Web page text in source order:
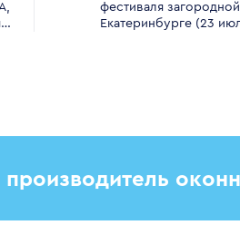
фестиваля
Екатеринбурге (23